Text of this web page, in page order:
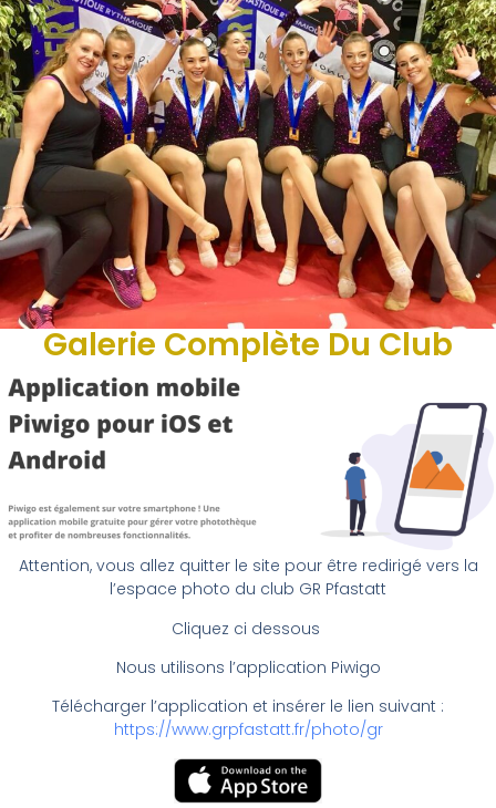
Galerie Complète Du Club
Attention, vous allez quitter le site pour être redirigé vers la
l’espace photo du club GR Pfastatt
Cliquez ci dessous
Nous utilisons l’application Piwigo
Télécharger l’application et insérer le lien suivant :
https://www.grpfastatt.fr/photo/gr